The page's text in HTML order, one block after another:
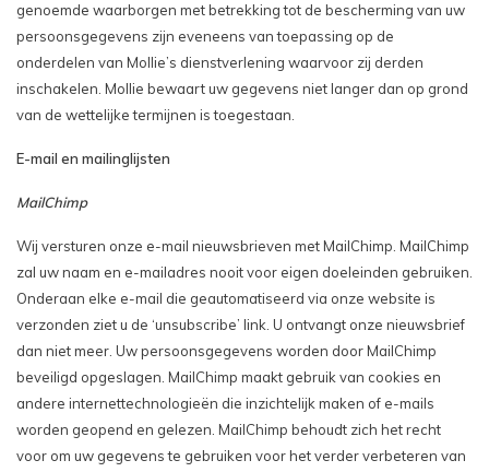
genoemde waarborgen met betrekking tot de bescherming van uw
persoonsgegevens zijn eveneens van toepassing op de
onderdelen van Mollie’s dienstverlening waarvoor zij derden
inschakelen. Mollie bewaart uw gegevens niet langer dan op grond
van de wettelijke termijnen is toegestaan.
E-mail en mailinglijsten
MailChimp
Wij versturen onze e-mail nieuwsbrieven met MailChimp. MailChimp
zal uw naam en e-mailadres nooit voor eigen doeleinden gebruiken.
Onderaan elke e-mail die geautomatiseerd via onze website is
verzonden ziet u de ‘unsubscribe’ link. U ontvangt onze nieuwsbrief
dan niet meer. Uw persoonsgegevens worden door MailChimp
beveiligd opgeslagen. MailChimp maakt gebruik van cookies en
andere internettechnologieën die inzichtelijk maken of e-mails
worden geopend en gelezen. MailChimp behoudt zich het recht
voor om uw gegevens te gebruiken voor het verder verbeteren van